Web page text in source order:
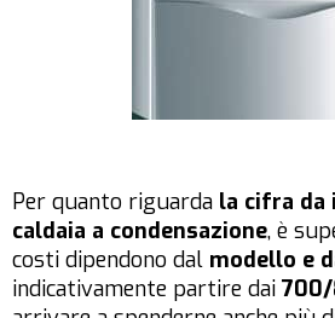
Per quanto riguarda la cifra da
caldaia a condensazione, è
costi dipendono dal modello e
indicativamente partire dai